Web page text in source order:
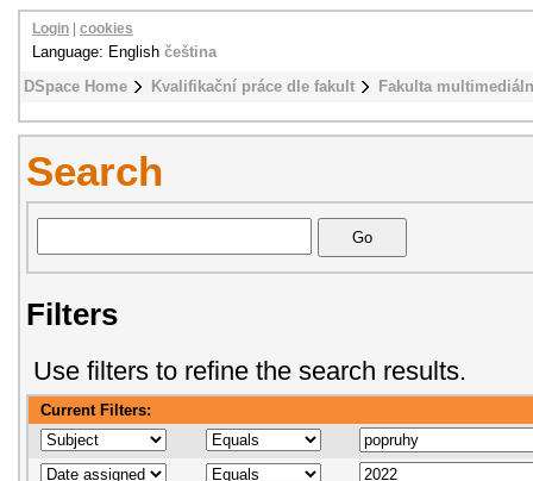
DSpace Home Kvalifikační práce dle fakult Fakulta
Login cookies
Language: English čeština
Search
Filters
Use filters to refine the search results.
Current Filters: